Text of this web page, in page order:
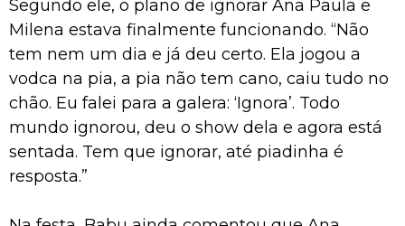
Segundo ele, o plano de ignorar Ana Paula e
Milena estava finalmente funcionando. “Não
tem nem um dia e já deu certo. Ela jogou a
vodca na pia, a pia não tem cano, caiu tudo no
chão. Eu falei para a galera: ‘Ignora’. Todo
mundo ignorou, deu o show dela e agora está
sentada. Tem que ignorar, até piadinha é
resposta.”